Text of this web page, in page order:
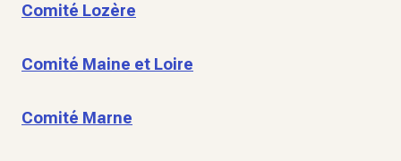
Comité Lozère
Comité Maine et Loire
Comité Marne